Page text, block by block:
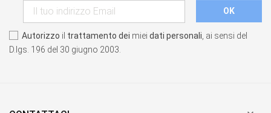
Autorizzo il trattamento dei miei dati personali , ai sensi del
D.lgs. 196 del 30 giugno 2003.